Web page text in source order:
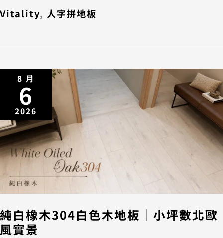
Vitality, 人字拼地板
8 月
6
2026
純白橡木304白色木地板｜小坪數北歐
風實景